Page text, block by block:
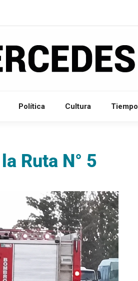
Política Cultura Tiempo
Ruta N° 5